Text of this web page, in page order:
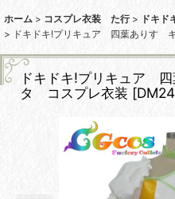
ホーム > コスプレ衣装 た行 > ドキド
> ドキドキ!プリキュア 四葉ありす
ドキドキ!プリキュア
タ コスプレ衣装 [